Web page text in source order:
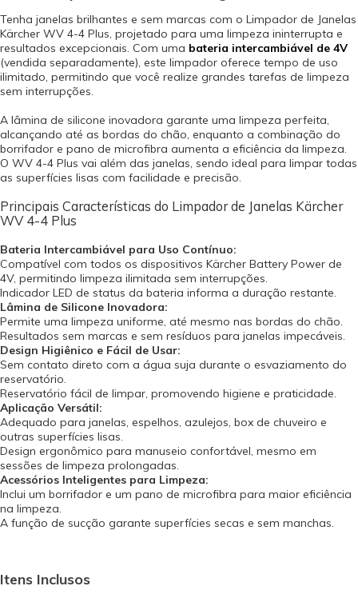
legal por lei contando a partir da data de emissão da Nota Fiscal de Venda
e 9 meses de garantia concedido pelo fabricante contra defeito de
fabricação).
Tenha janelas brilhantes e sem marcas com o Limpador de Janelas
Kärcher WV 4-4 Plus, projetado para uma limpeza ininterrupta e
resultados excepcionais. Com uma bateria intercambiável de 4V
(vendida separadamente), este limpador oferece tempo de uso
ilimitado, permitindo que você realize grandes tarefas de limpeza
sem interrupções.
A lâmina de silicone inovadora garante uma limpeza perfeita,
alcançando até as bordas do chão, enquanto a combinação do
borrifador e pano de microfibra aumenta a eficiência da limpeza.
O WV 4-4 Plus vai além das janelas, sendo ideal para limpar todas
as superfícies lisas com facilidade e precisão.
Principais Características do Limpador de Janelas Kärcher
WV 4-4 Plus
Bateria Intercambiável para Uso Contínuo:
Compatível com todos os dispositivos Kärcher Battery Power de
4V, permitindo limpeza ilimitada sem interrupções.
Indicador LED de status da bateria informa a duração restante.
Lâmina de Silicone Inovadora:
Permite uma limpeza uniforme, até mesmo nas bordas do chão.
Resultados sem marcas e sem resíduos para janelas impecáveis.
Design Higiênico e Fácil de Usar:
Sem contato direto com a água suja durante o esvaziamento do
reservatório.
Reservatório fácil de limpar, promovendo higiene e praticidade.
Aplicação Versátil:
Adequado para janelas, espelhos, azulejos, box de chuveiro e
outras superfícies lisas.
Design ergonômico para manuseio confortável, mesmo em
sessões de limpeza prolongadas.
Acessórios Inteligentes para Limpeza:
Inclui um borrifador e um pano de microfibra para maior eficiência
na limpeza.
A função de sucção garante superfícies secas e sem manchas.
Itens Inclusos